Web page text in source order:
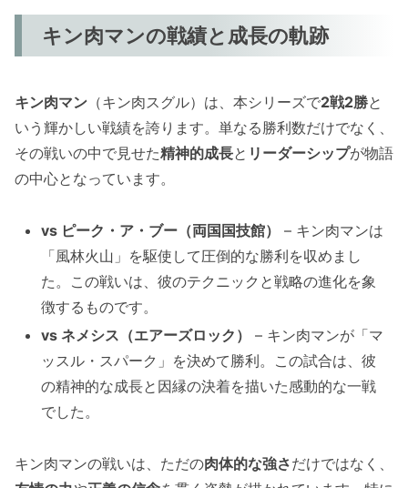
キン肉マンの戦績と成長の軌跡
キン肉マン （キン肉スグル）は、本シリーズで2戦2勝と
いう輝かしい戦績を誇ります。単なる勝利数だけでなく、
その戦いの中で見せた精神的成長と リーダーシップが物語
の中心となっています。
vs ピーク・ア・ブー（両国国技館）
– キン肉マンは
「風林火山」を駆使して圧倒的な勝利を収めまし
た。この戦いは、彼のテクニックと戦略の進化を象
徴するものです。
vs ネメシス（エアーズロック）
– キン肉マンが「マ
ッスル・スパーク」を決めて勝利。この試合は、彼
の精神的な成長と因縁の決着を描いた感動的な一戦
でした。
キン肉マンの戦いは、ただの肉体的な強さだけではなく、